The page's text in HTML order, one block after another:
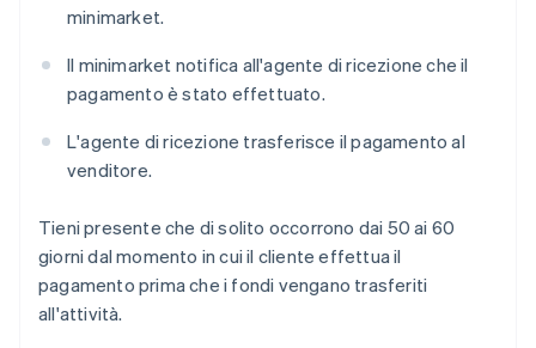
minimarket.
Il minimarket notifica all'agente di ricezione che il
pagamento è stato effettuato.
L'agente di ricezione trasferisce il pagamento al
venditore.
Tieni presente che di solito occorrono dai 50 ai 60
giorni dal momento in cui il cliente effettua il
pagamento prima che i fondi vengano trasferiti
all'attività.